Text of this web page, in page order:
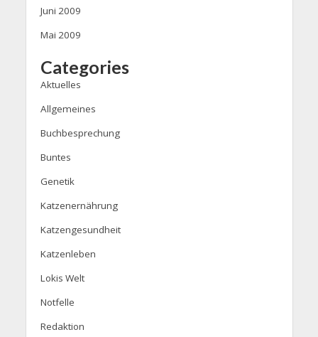
Juni 2009
Mai 2009
Categories
Aktuelles
Allgemeines
Buchbesprechung
Buntes
Genetik
Katzenernährung
Katzengesundheit
Katzenleben
Lokis Welt
Notfelle
Redaktion